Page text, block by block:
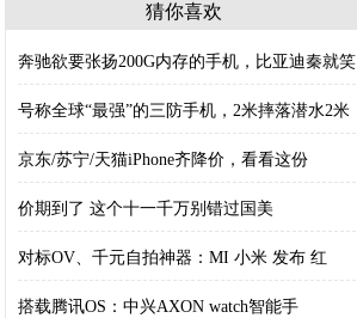
猜你喜欢
奔驰欲要张扬200G内存的手机，比亚迪秦就笑
号称全球“最强”的三防手机，2米摔落潜水2米
京东/苏宁/天猫iPhone齐降价，看看这份
价期到了 这个十一千万别错过国美
对标OV、千元自拍神器：MI 小米 发布 红
搭载腾讯OS：中兴AXON watch智能手